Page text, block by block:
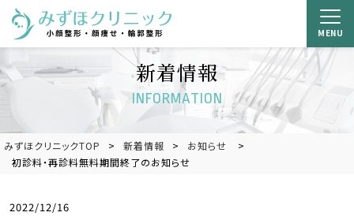
MENU
新着情報
INFORMATION
みずほクリニックTOP 新着情報
お知らせ
初診料・再診料無料期間終了のお知らせ
2022/12/16